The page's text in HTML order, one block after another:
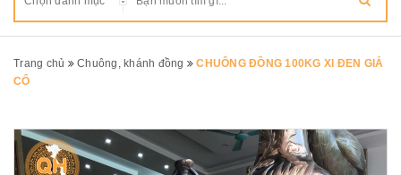
Trang chủ Chuông, khánh đồng
CHUÔNG ĐỒNG 100KG XI ĐEN GIẢ
CỔ